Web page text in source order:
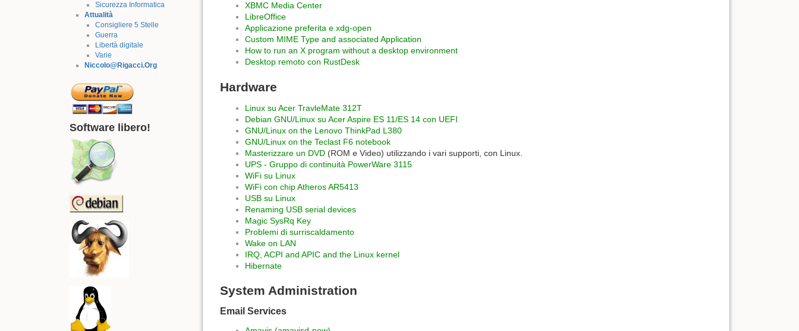
Sicurezza Informatica
Attualità
Consigliere 5 Stelle
Guerra
Libertà digitale
Varie
Niccolo@Rigacci.Org
Software libero!
XBMC Media Center
LibreOffice
Applicazione preferita e xdg-open
Custom MIME Type and associated Application
How to run an X program without a desktop environment
Desktop remoto con RustDesk
Hardware
Linux su Acer TravleMate 312T
Debian GNU/Linux su Acer Aspire ES 11/ES 14 con UEFI
GNU/Linux on the Lenovo ThinkPad L380
GNU/Linux on the Teclast F6 notebook
Masterizzare un DVD (ROM e Video) utilizzando i vari supporti, con Linux.
UPS - Gruppo di continuità PowerWare 3115
WiFi su Linux
WiFi con chip Atheros AR5413
USB su Linux
Renaming USB serial devices
Magic SysRq Key
Problemi di surriscaldamento
Wake on LAN
IRQ, ACPI and APIC and the Linux kernel
Hibernate
System Administration
Email Services